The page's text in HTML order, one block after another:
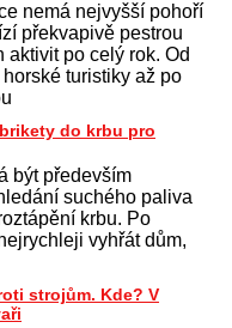
nemá nejvyšší pohoří
překvapivě pestrou
aktivit po celý rok. Od
turistiky až po
do krbu pro
být především
suchého paliva
krbu. Po
vyhřát dům,
strojům. Kde? V